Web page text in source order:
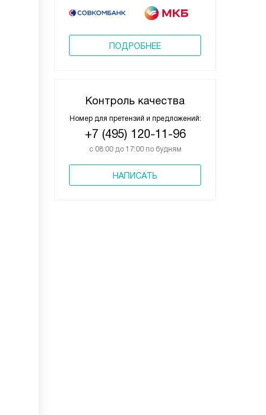
ПОДРОБНЕЕ
Контроль качества
Номер для претензий и предложений:
+7 (495) 120-11-96
с 08:00 до 17:00 по будням
НАПИСАТЬ